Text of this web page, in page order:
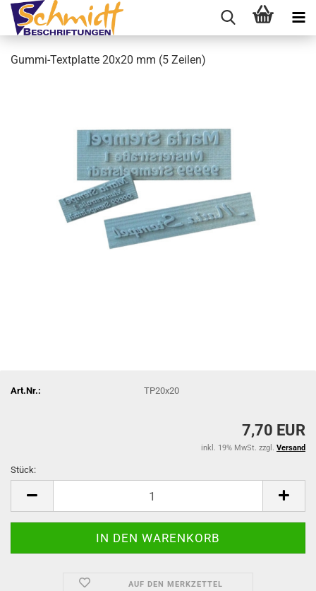
Gummi-Textplatte 20x20 mm (5 Zeilen)
Art.Nr.: TP20x20
7,70 EUR
inkl. 19% MwSt. zzgl. Versand
Stück:
AUF DEN MERKZETTEL